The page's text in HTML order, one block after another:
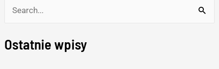
a
Ostatnie wpisy